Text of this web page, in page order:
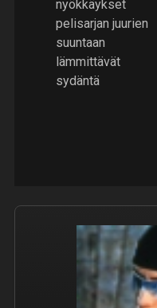
nyökkäykset
pelisarjan juurien
suuntaan
lämmittävät
sydäntä